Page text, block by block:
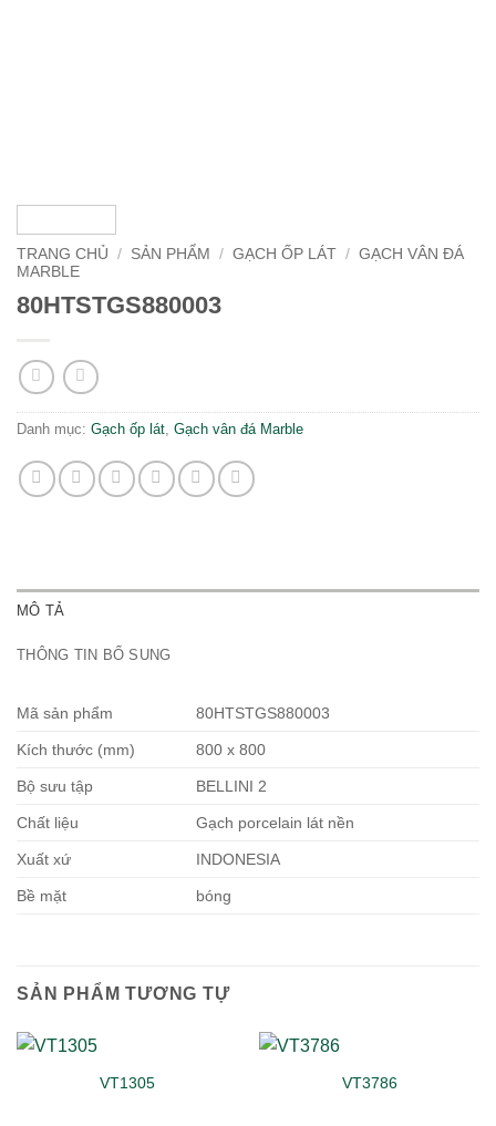
TRANG CHỦ / SẢN PHẨM / GẠCH ỐP LÁT / GẠCH VÂN ĐÁ
MARBLE
80HTSTGS880003
Danh mục: Gạch ốp lát, Gạch vân đá Marble
MÔ TẢ
THÔNG TIN BỔ SUNG
Mã sản phẩm 80HTSTGS880003
Kích thước (mm) 800 x 800
Bộ sưu tập BELLINI 2
Chất liệu Gạch porcelain lát nền
Xuất xứ INDONESIA
Bề mặt bóng
SẢN PHẨM TƯƠNG TỰ
VT1305 VT3786